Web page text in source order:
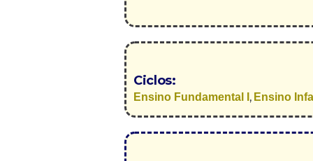
Ciclos:
Ensino Fundamental I , Ensino